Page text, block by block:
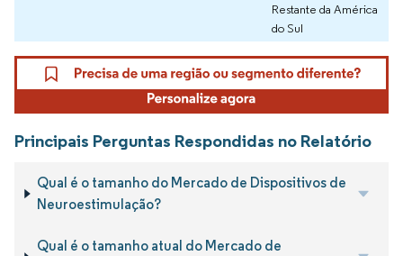
Restante da América
do Sul
Principais Perguntas Respondidas no Relatório
Qual é o tamanho do Mercado de Dispositivos de
Neuroestimulação?
Qual é o tamanho atual do Mercado de